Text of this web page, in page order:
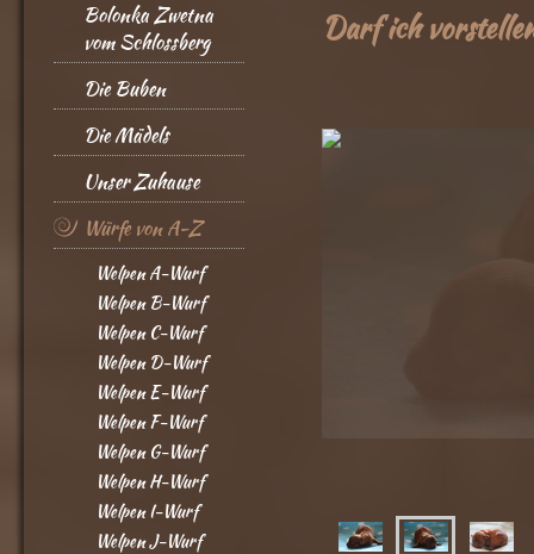
Bolonka Zwetna
vom Schlossberg
Die Buben
Die Mädels
Unser Zuhause
Würfe von A-Z
Welpen A-Wurf
Welpen B-Wurf
Welpen C-Wurf
Welpen D-Wurf
Welpen E-Wurf
Welpen F-Wurf
Welpen G-Wurf
Welpen H-Wurf
Welpen I-Wurf
Welpen J-Wurf
Darf ich